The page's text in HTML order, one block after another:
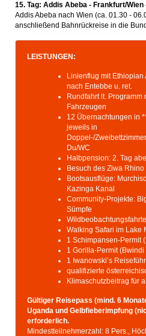
15. Tag: Addis Abeba - Frankfurt/
Addis Abeba nach Wien (ca. 01.30 -
anschließend Bahnrückreise in die
LEISTUNGEN:
Linienflug mit
nach Entebbe u. ret.
Rundfahrt lt.
Fahrzeugen
12 Übernachtungen in
jeweils in
Doppel-/
Du/WC
Halbpension: 2. Tag
Besuch des Ziwa
Bootsausflüge:
Kazinga Kanal
Community-Projekte:
Sümpfe
Walking Safari im Lake
1 Schimpansen-Permit
1 Gorilla-Permit
1 Iwanowski’s
qualifizierte
Klimaschutzbeitrag für
Gültiger Reisepass (mind. 6
Uganda und Gelbfieberimpfung
erforderlich.
Mindestteilnehmerzahl: 8 Pers.,